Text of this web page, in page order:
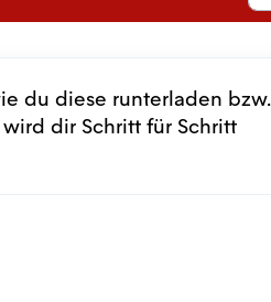
du diese runterladen bzw.
dir Schritt für Schritt